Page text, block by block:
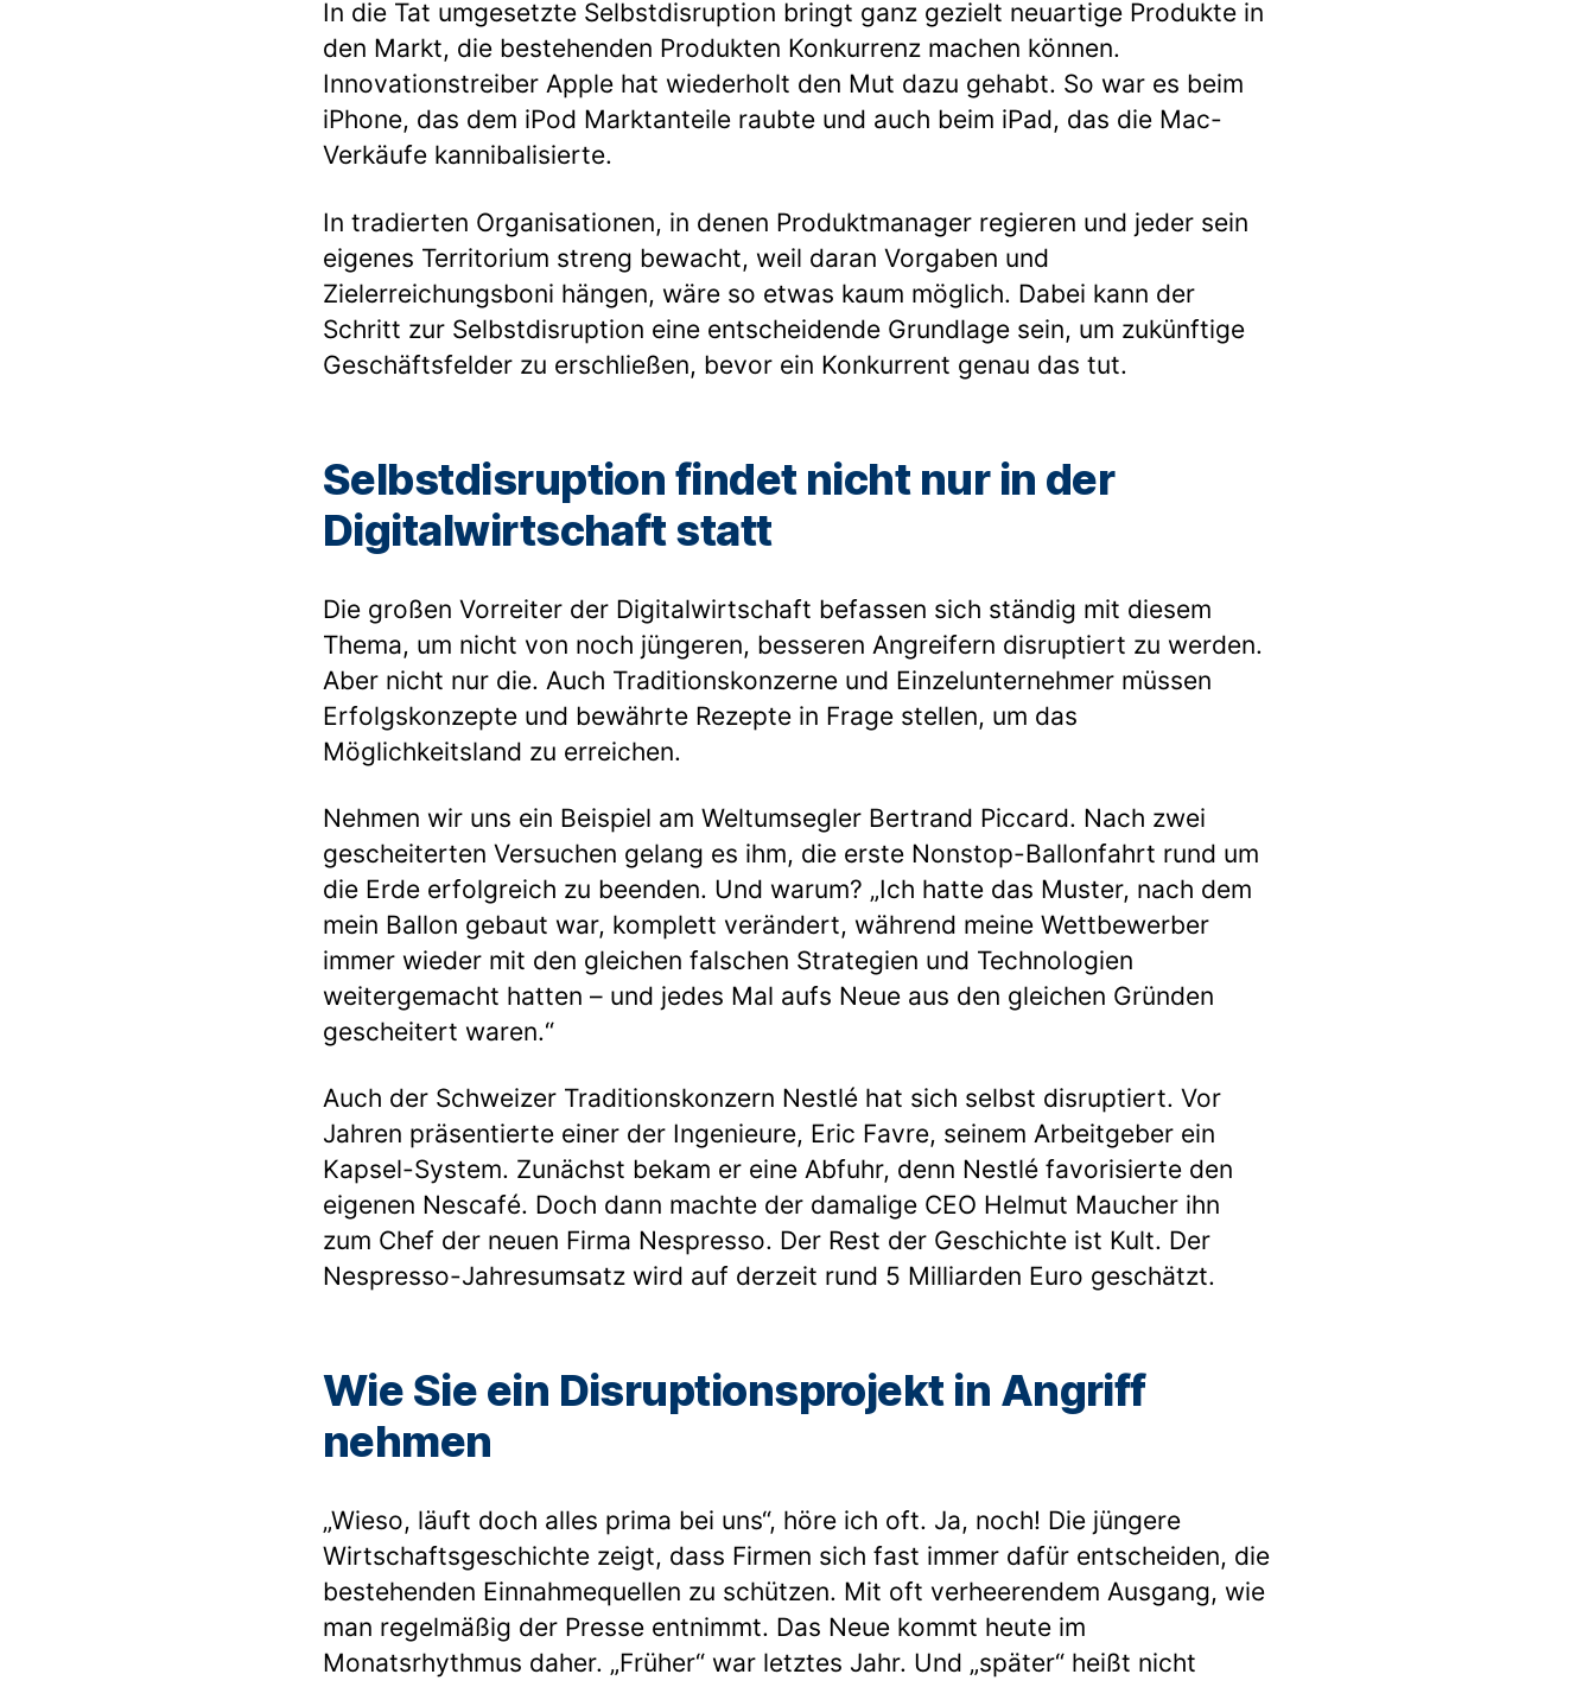
In die Tat umgesetzte Selbstdisruption bringt ganz gezielt neuartige Produkte in
den Markt, die bestehenden Produkten Konkurrenz machen können.
Innovationstreiber Apple hat wiederholt den Mut dazu gehabt. So war es beim
iPhone, das dem iPod Marktanteile raubte und auch beim iPad, das die Mac-
Verkäufe kannibalisierte.
In tradierten Organisationen, in denen Produktmanager regieren und jeder sein
eigenes Territorium streng bewacht, weil daran Vorgaben und
Zielerreichungsboni hängen, wäre so etwas kaum möglich. Dabei kann der
Schritt zur Selbstdisruption eine entscheidende Grundlage sein, um zukünftige
Geschäftsfelder zu erschließen, bevor ein Konkurrent genau das tut.
Selbstdisruption findet nicht nur in der
Digitalwirtschaft statt
Die großen Vorreiter der Digitalwirtschaft befassen sich ständig mit diesem
Thema, um nicht von noch jüngeren, besseren Angreifern disruptiert zu werden.
Aber nicht nur die. Auch Traditionskonzerne und Einzelunternehmer müssen
Erfolgskonzepte und bewährte Rezepte in Frage stellen, um das
Möglichkeitsland zu erreichen.
Nehmen wir uns ein Beispiel am Weltumsegler Bertrand Piccard. Nach zwei
gescheiterten Versuchen gelang es ihm, die erste Nonstop-Ballonfahrt rund um
die Erde erfolgreich zu beenden. Und warum? „Ich hatte das Muster, nach dem
mein Ballon gebaut war, komplett verändert, während meine Wettbewerber
immer wieder mit den gleichen falschen Strategien und Technologien
weitergemacht hatten – und jedes Mal aufs Neue aus den gleichen Gründen
gescheitert waren.“
Auch der Schweizer Traditionskonzern Nestlé hat sich selbst disruptiert. Vor
Jahren präsentierte einer der Ingenieure, Eric Favre, seinem Arbeitgeber ein
Kapsel-System. Zunächst bekam er eine Abfuhr, denn Nestlé favorisierte den
eigenen Nescafé. Doch dann machte der damalige CEO Helmut Maucher ihn
zum Chef der neuen Firma Nespresso. Der Rest der Geschichte ist Kult. Der
Nespresso-Jahresumsatz wird auf derzeit rund 5 Milliarden Euro geschätzt.
Wie Sie ein Disruptionsprojekt in Angriff
nehmen
„Wieso, läuft doch alles prima bei uns“, höre ich oft. Ja, noch! Die jüngere
Wirtschaftsgeschichte zeigt, dass Firmen sich fast immer dafür entscheiden, die
bestehenden Einnahmequellen zu schützen. Mit oft verheerendem Ausgang, wie
man regelmäßig der Presse entnimmt. Das Neue kommt heute im
Monatsrhythmus daher. „Früher“ war letztes Jahr. Und „später“ heißt nicht